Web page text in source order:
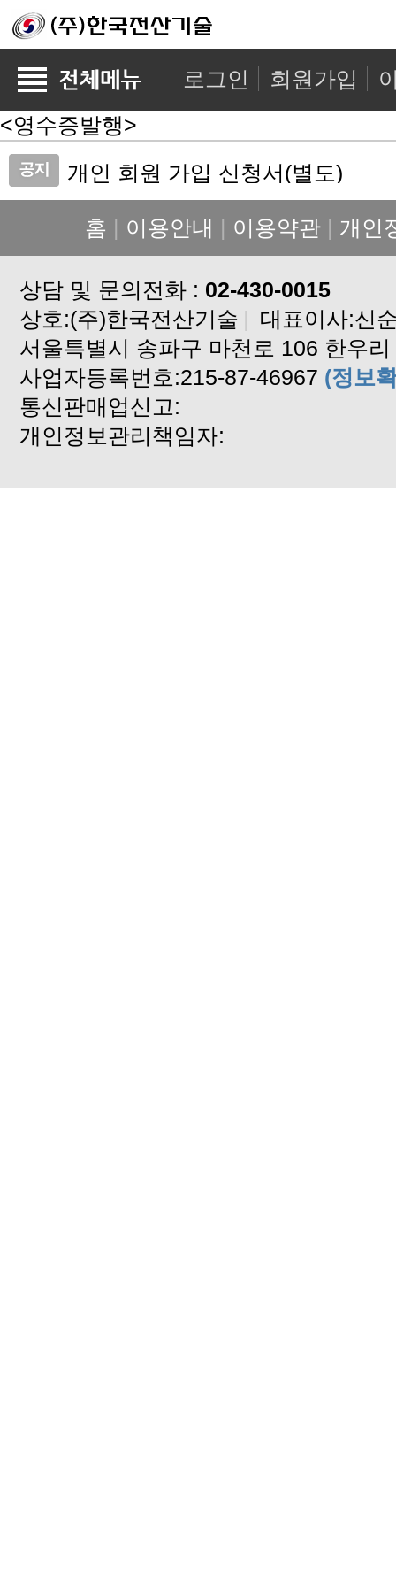
로그인 회원가입
<영수증발행>
개인 회원 가입 신청서(별도)
관리비 자동이체 신청요령
XPHUB 설치 파일
XPERP SMS 문자 서비스 신청
프리미엄서비스 사용 신청서
xperp엑셀파일(관리비파일) 다운
한국전력 대행업체 변경 신청서
xperp사용자등록요청서 양식입
연말정산 교육안내 공문.
공동주택전산관리실적증명서
홈 | 이용안내 | 이용약관 | 개인
상담 및 문의전화 : 02-430-0015
상호:(주)한국전산기술 | 대표이사:신
서울특별시 송파구 마천로 106 한우
사업자등록번호:215-87-46967 (정보
통신판매업신고:
개인정보관리책임자: